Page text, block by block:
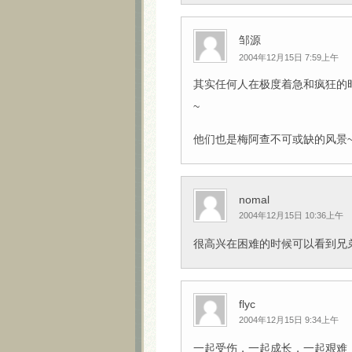
邹源
2004年12月15日 7:59上午
其实任何人在极度着急和疯狂
~
他们也是梅阿查不可或缺的风景
nomal
2004年12月15日 10:36上午
很高兴在困难的时候可以看到
flyc
2004年12月15日 9:34上午
一起受伤，一起成长，一起艰